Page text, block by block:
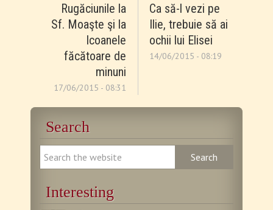
Rugăciunile la
Sf. Moaşte şi la
Icoanele
făcătoare de
minuni
17/06/2015 - 08:31
Ca să-l vezi pe
Ilie, trebuie să ai
ochii lui Elisei
14/06/2015 - 08:19
Search
Interesting